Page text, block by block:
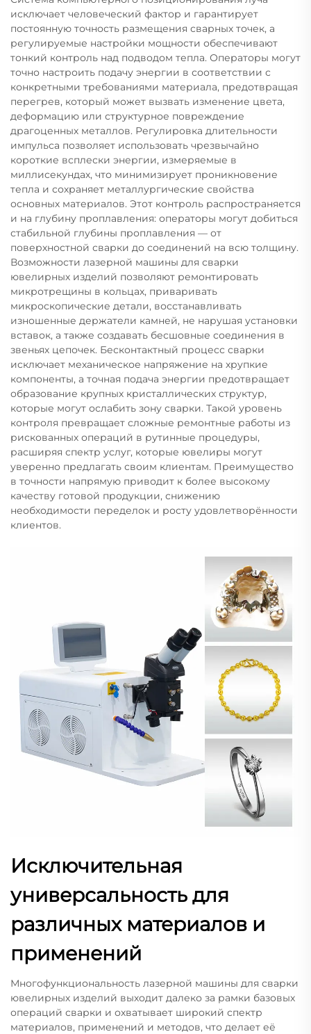
исключает человеческий фактор и гарантирует
постоянную точность размещения сварных точек, а
регулируемые настройки мощности обеспечивают
тонкий контроль над подводом тепла. Операторы могут
точно настроить подачу энергии в соответствии с
конкретными требованиями материала, предотвращая
перегрев, который может вызвать изменение цвета,
деформацию или структурное повреждение
драгоценных металлов. Регулировка длительности
импульса позволяет использовать чрезвычайно
короткие всплески энергии, измеряемые в
миллисекундах, что минимизирует проникновение
тепла и сохраняет металлургические свойства
основных материалов. Этот контроль распространяется
и на глубину проплавления: операторы могут добиться
стабильной глубины проплавления — от
поверхностной сварки до соединений на всю толщину.
Возможности лазерной машины для сварки
ювелирных изделий позволяют ремонтировать
микротрещины в кольцах, приваривать
микроскопические детали, восстанавливать
изношенные держатели камней, не нарушая установки
вставок, а также создавать бесшовные соединения в
звеньях цепочек. Бесконтактный процесс сварки
исключает механическое напряжение на хрупкие
компоненты, а точная подача энергии предотвращает
образование крупных кристаллических структур,
которые могут ослабить зону сварки. Такой уровень
контроля превращает сложные ремонтные работы из
рискованных операций в рутинные процедуры,
расширяя спектр услуг, которые ювелиры могут
уверенно предлагать своим клиентам. Преимущество
в точности напрямую приводит к более высокому
качеству готовой продукции, снижению
необходимости переделок и росту удовлетворённости
клиентов.
Исключительная
универсальность для
различных материалов и
применений
Многофункциональность лазерной машины для сварки
ювелирных изделий выходит далеко за рамки базовых
операций сварки и охватывает широкий спектр
материалов, применений и методов, что делает её